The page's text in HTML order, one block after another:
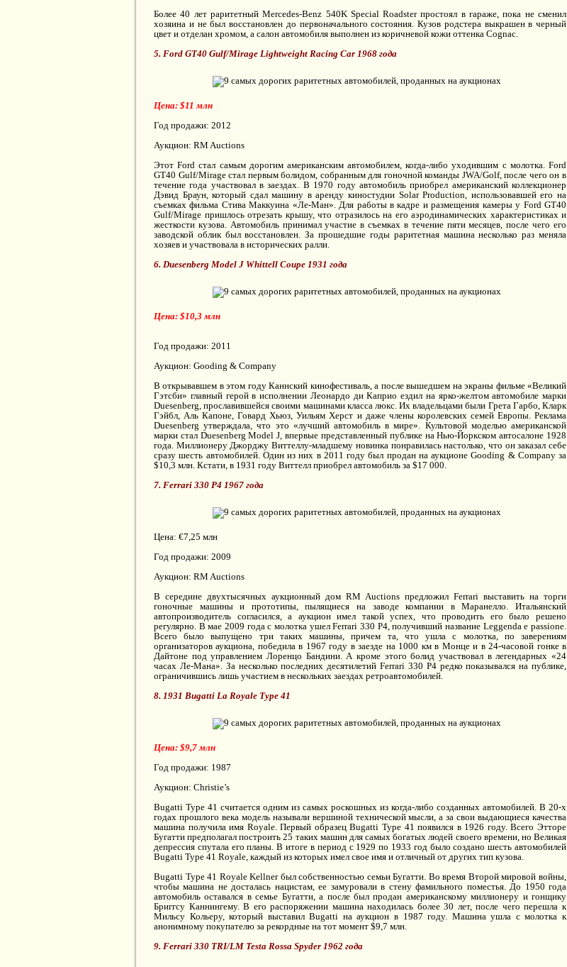
Более 40 лет раритетный Mercedes-Benz 540K Special Roadster простоял в гараже, пока не сменил
хозяина и не был восстановлен до первоначального состояния. Кузов родстера выкрашен в черный
цвет и отделан хромом, а салон автомобиля выполнен из коричневой кожи оттенка Cognac.
5. Ford GT40 Gulf/Mirage Lightweight Racing Car 1968 года
Цена: $11 млн
Год продажи: 2012
Аукцион: RM Auctions
Этот Ford стал самым дорогим американским автомобилем, когда-либо уходившим с молотка. Ford
GT40 Gulf/Mirage стал первым болидом, собранным для гоночной команды JWA/Golf, после чего он в
течение года участвовал в заездах. В 1970 году автомобиль приобрел американский коллекционер
Дэвид Браун, который сдал машину в аренду киностудии Solar Production, использовавшей его на
съемках фильма Стива Маккуина «Ле-Ман». Для работы в кадре и размещения камеры у Ford GT40
Gulf/Mirage пришлось отрезать крышу, что отразилось на его аэродинамических характеристиках и
жесткости кузова. Автомобиль принимал участие в съемках в течение пяти месяцев, после чего его
заводской облик был восстановлен. За прошедшие годы раритетная машина несколько раз меняла
хозяев и участвовала в исторических ралли.
6. Duesenberg Model J Whittell Coupe 1931 года
Цена: $10,3 млн
Год продажи: 2011
Аукцион: Gooding & Company
В открывавшем в этом году Каннский кинофестиваль, а после вышедшем на экраны фильме «Великий
Гэтсби» главный герой в исполнении Леонардо ди Каприо ездил на ярко-желтом автомобиле марки
Duesenberg, прославившейся своими машинами класса люкс. Их владельцами были Грета Гарбо, Кларк
Гэйбл, Аль Капоне, Говард Хьюз, Уильям Херст и даже члены королевских семей Европы. Реклама
Duesenberg утверждала, что это «лучший автомобиль в мире». Культовой моделью американской
марки стал Duesenberg Model J, впервые представленный публике на Нью-Йоркском автосалоне 1928
года. Миллионеру Джорджу Виттеллу-младшему новинка понравилась настолько, что он заказал себе
сразу шесть автомобилей. Один из них в 2011 году был продан на аукционе Gooding & Company за
$10,3 млн. Кстати, в 1931 году Виттелл приобрел автомобиль за $17 000.
7. Ferrari 330 P4 1967 года
Цена: €7,25 млн
Год продажи: 2009
Аукцион: RM Auctions
В середине двухтысячных аукционный дом RM Auctions предложил Ferrari выставить на торги
гоночные машины и прототипы, пылящиеся на заводе компании в Маранелло. Итальянский
автопроизводитель согласился, а аукцион имел такой успех, что проводить его было решено
регулярно. В мае 2009 года с молотка ушел Ferrari 330 P4, получивший название Leggenda e passione.
Всего было выпущено три таких машины, причем та, что ушла с молотка, по заверениям
организаторов аукциона, победила в 1967 году в заезде на 1000 км в Монце и в 24-часовой гонке в
Дайтоне под управлением Лоренцо Бандини. А кроме этого болид участвовал в легендарных «24
часах Ле-Мана». За несколько последних десятилетий Ferrari 330 P4 редко показывался на публике,
ограничившись лишь участием в нескольких заездах ретроавтомобилей.
8. 1931 Bugatti La Royale Type 41
Цена: $9,7 млн
Год продажи: 1987
Аукцион: Christie’s
Bugatti Type 41 считается одним из самых роскошных из когда-либо созданных автомобилей. В 20-х
годах прошлого века модель называли вершиной технической мысли, а за свои выдающиеся качества
машина получила имя Royale. Первый образец Bugatti Type 41 появился в 1926 году. Всего Этторе
Бугатти предполагал построить 25 таких машин для самых богатых людей своего времени, но Великая
депрессия спутала его планы. В итоге в период с 1929 по 1933 год было создано шесть автомобилей
Bugatti Type 41 Royale, каждый из которых имел свое имя и отличный от других тип кузова.
Bugatti Type 41 Royale Kellner был собственностью семьи Бугатти. Во время Второй мировой войны,
чтобы машина не досталась нацистам, ее замуровали в стену фамильного поместья. До 1950 года
автомобиль оставался в семье Бугатти, а после был продан американскому миллионеру и гонщику
Бриггсу Каннингему. В его распоряжении машина находилась более 30 лет, после чего перешла к
Мильсу Кольеру, который выставил Bugatti на аукцион в 1987 году. Машина ушла с молотка к
анонимному покупателю за рекордные на тот момент $9,7 млн.
9. Ferrari 330 TRI/LM Testa Rossa Spyder 1962 года